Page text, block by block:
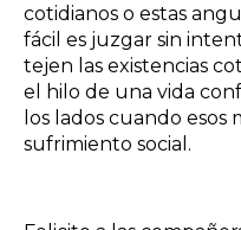
cotidianos o estas
fácil es juzgar sin
tejen las existencias
el hilo de una vida
los lados cuando esos
sufrimiento social.